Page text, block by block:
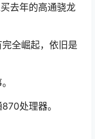
去年的高通骁龙
全崛起，依旧是
处理器。